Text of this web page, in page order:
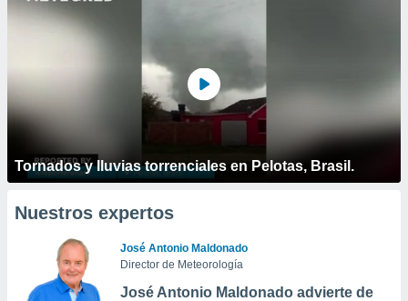
Tornados y lluvias torrenciales en Pelotas, Brasil.
Nuestros expertos
José Antonio Maldonado
Director de Meteorología
José Antonio Maldonado advierte de